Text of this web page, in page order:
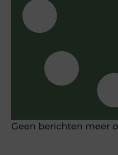
Geen berichten meer